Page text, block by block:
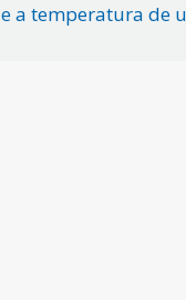
a temperatura de